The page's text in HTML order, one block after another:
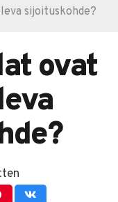
sijoituskohde?
ovat